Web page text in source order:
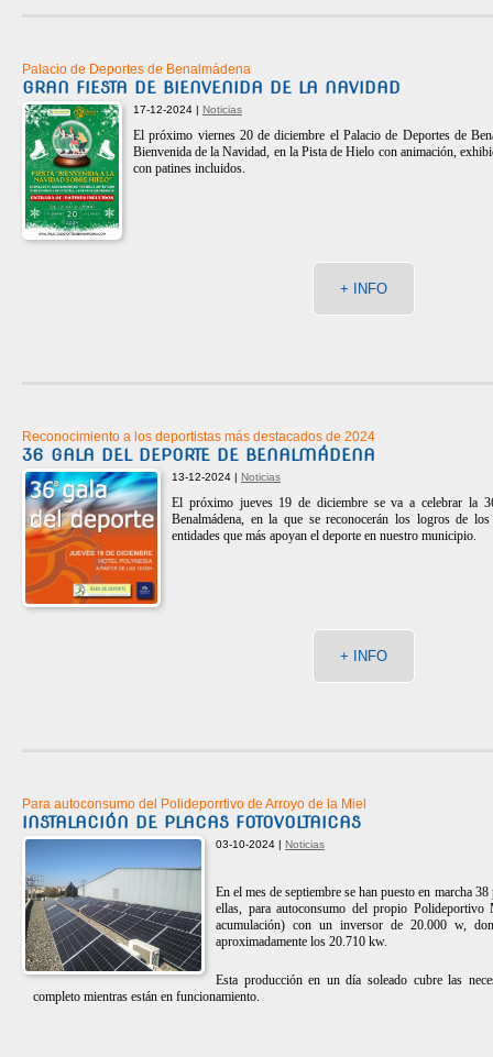
Palacio de Deportes de Benalmádena
GRAN FIESTA DE BIENVENIDA DE LA NAVIDAD
17-12-2024 | Noticias
El próximo viernes 20 de diciembre el Palacio de Deportes de
Bienvenida de la Navidad, en la Pista de Hielo con animación,
con patines incluidos.
+ INFO
Reconocimiento a los deportistas más destacados de 2024
36 GALA DEL DEPORTE DE BENALMÁDENA
13-12-2024 | Noticias
El próximo jueves 19 de diciembre se va a celebrar la
Benalmádena, en la que se reconocerán los logros de
entidades que más apoyan el deporte en nuestro municipio.
+ INFO
Para autoconsumo del Polideporrtivo de Arroyo de la Miel
INSTALACIÓN DE PLACAS FOTOVOLTAICAS
03-10-2024 | Noticias
En el mes de septiembre se han puesto en marcha
ellas, para autoconsumo del propio
acumulación) con un inversor de 20.000 w,
aproximadamente los 20.710 kw.
Esta producción en un día soleado cubre las
completo mientras están en funcionamiento.